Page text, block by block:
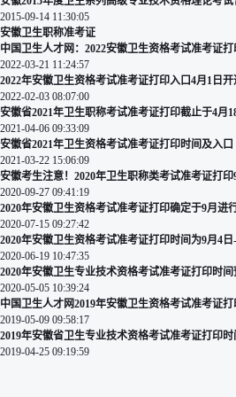
2015-09-14 11:30:05
安徽卫生职称准考证
中国卫生人才网：2022安徽卫生资格考试准考证打
2022-03-21 11:24:57
2022年安徽卫生资格考试准考证打印入口4月1日开
2022-02-03 08:07:00
安徽省2021年卫生职称考试准考证打印截止于4月
2021-04-06 09:33:09
安徽省2021年卫生资格考试准考证打印时间及入口
2021-03-22 15:06:09
安徽考生注意！2020年卫生职称类考试准考证打印
2020-09-27 09:41:19
2020年安徽卫生资格考试准考证打印确定于9月进
2020-07-15 09:27:42
2020年安徽卫生资格考试准考证打印时间为9月4日-
2020-06-19 10:47:35
2020年安徽卫生专业技术资格考试准考证打印时间
2020-05-05 10:39:24
中国卫生人才网2019年安徽卫生资格考试准考证
2019-05-09 09:58:17
2019年安徽省卫生专业技术资格考试准考证打印时
2019-04-25 09:19:59